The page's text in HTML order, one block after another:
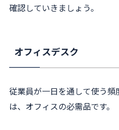
確認していきましょう。
オフィスデスク
従業員が一日を通して使う
は、オフィスの必需品です。